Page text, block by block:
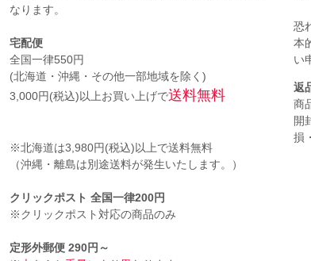
なります。
宅配便
全国一律550円
(北海道・沖縄・その他一部地域を除く)
3,000円(税込)以上お買い上げで送料無料
※北海道は3,980円(税込)以上で送料無料
（沖縄・離島は別途送料が発生いたします。）
クリックポスト 全国一律200円
※クリックポスト対応の商品のみ
定形外郵便 290円～
恐
本
い
返
商
開
損